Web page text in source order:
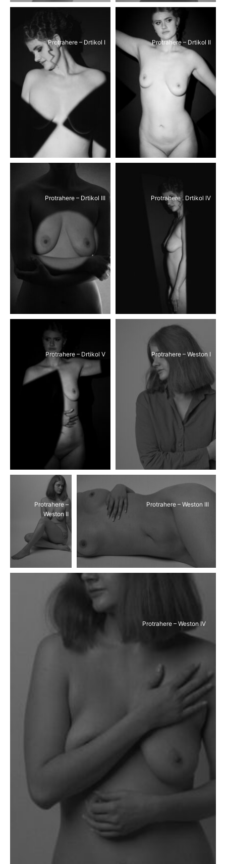
Protrahere – Drtikol I Protrahere – Drtikol II
Protrahere – Drtikol III Protrahere . Drtikol IV
Protrahere – Drtikol V Protrahere – Weston I
Protrahere –
Weston II
Protrahere – Weston III
Protrahere – Weston IV